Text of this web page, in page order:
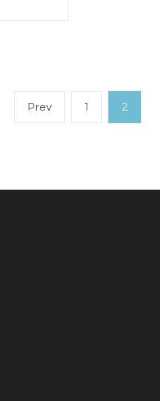
PrevPrevious
page
Page
1 Page
2